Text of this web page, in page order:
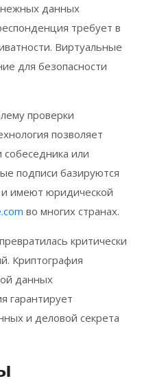
данных
требует в
Виртуальные
для безопасности
проверки
позволяет
собеседника или
подписи базируются
и имеют юридической
во многих странах.
критически
Криптография
данных
гарантирует
и деловой секрета